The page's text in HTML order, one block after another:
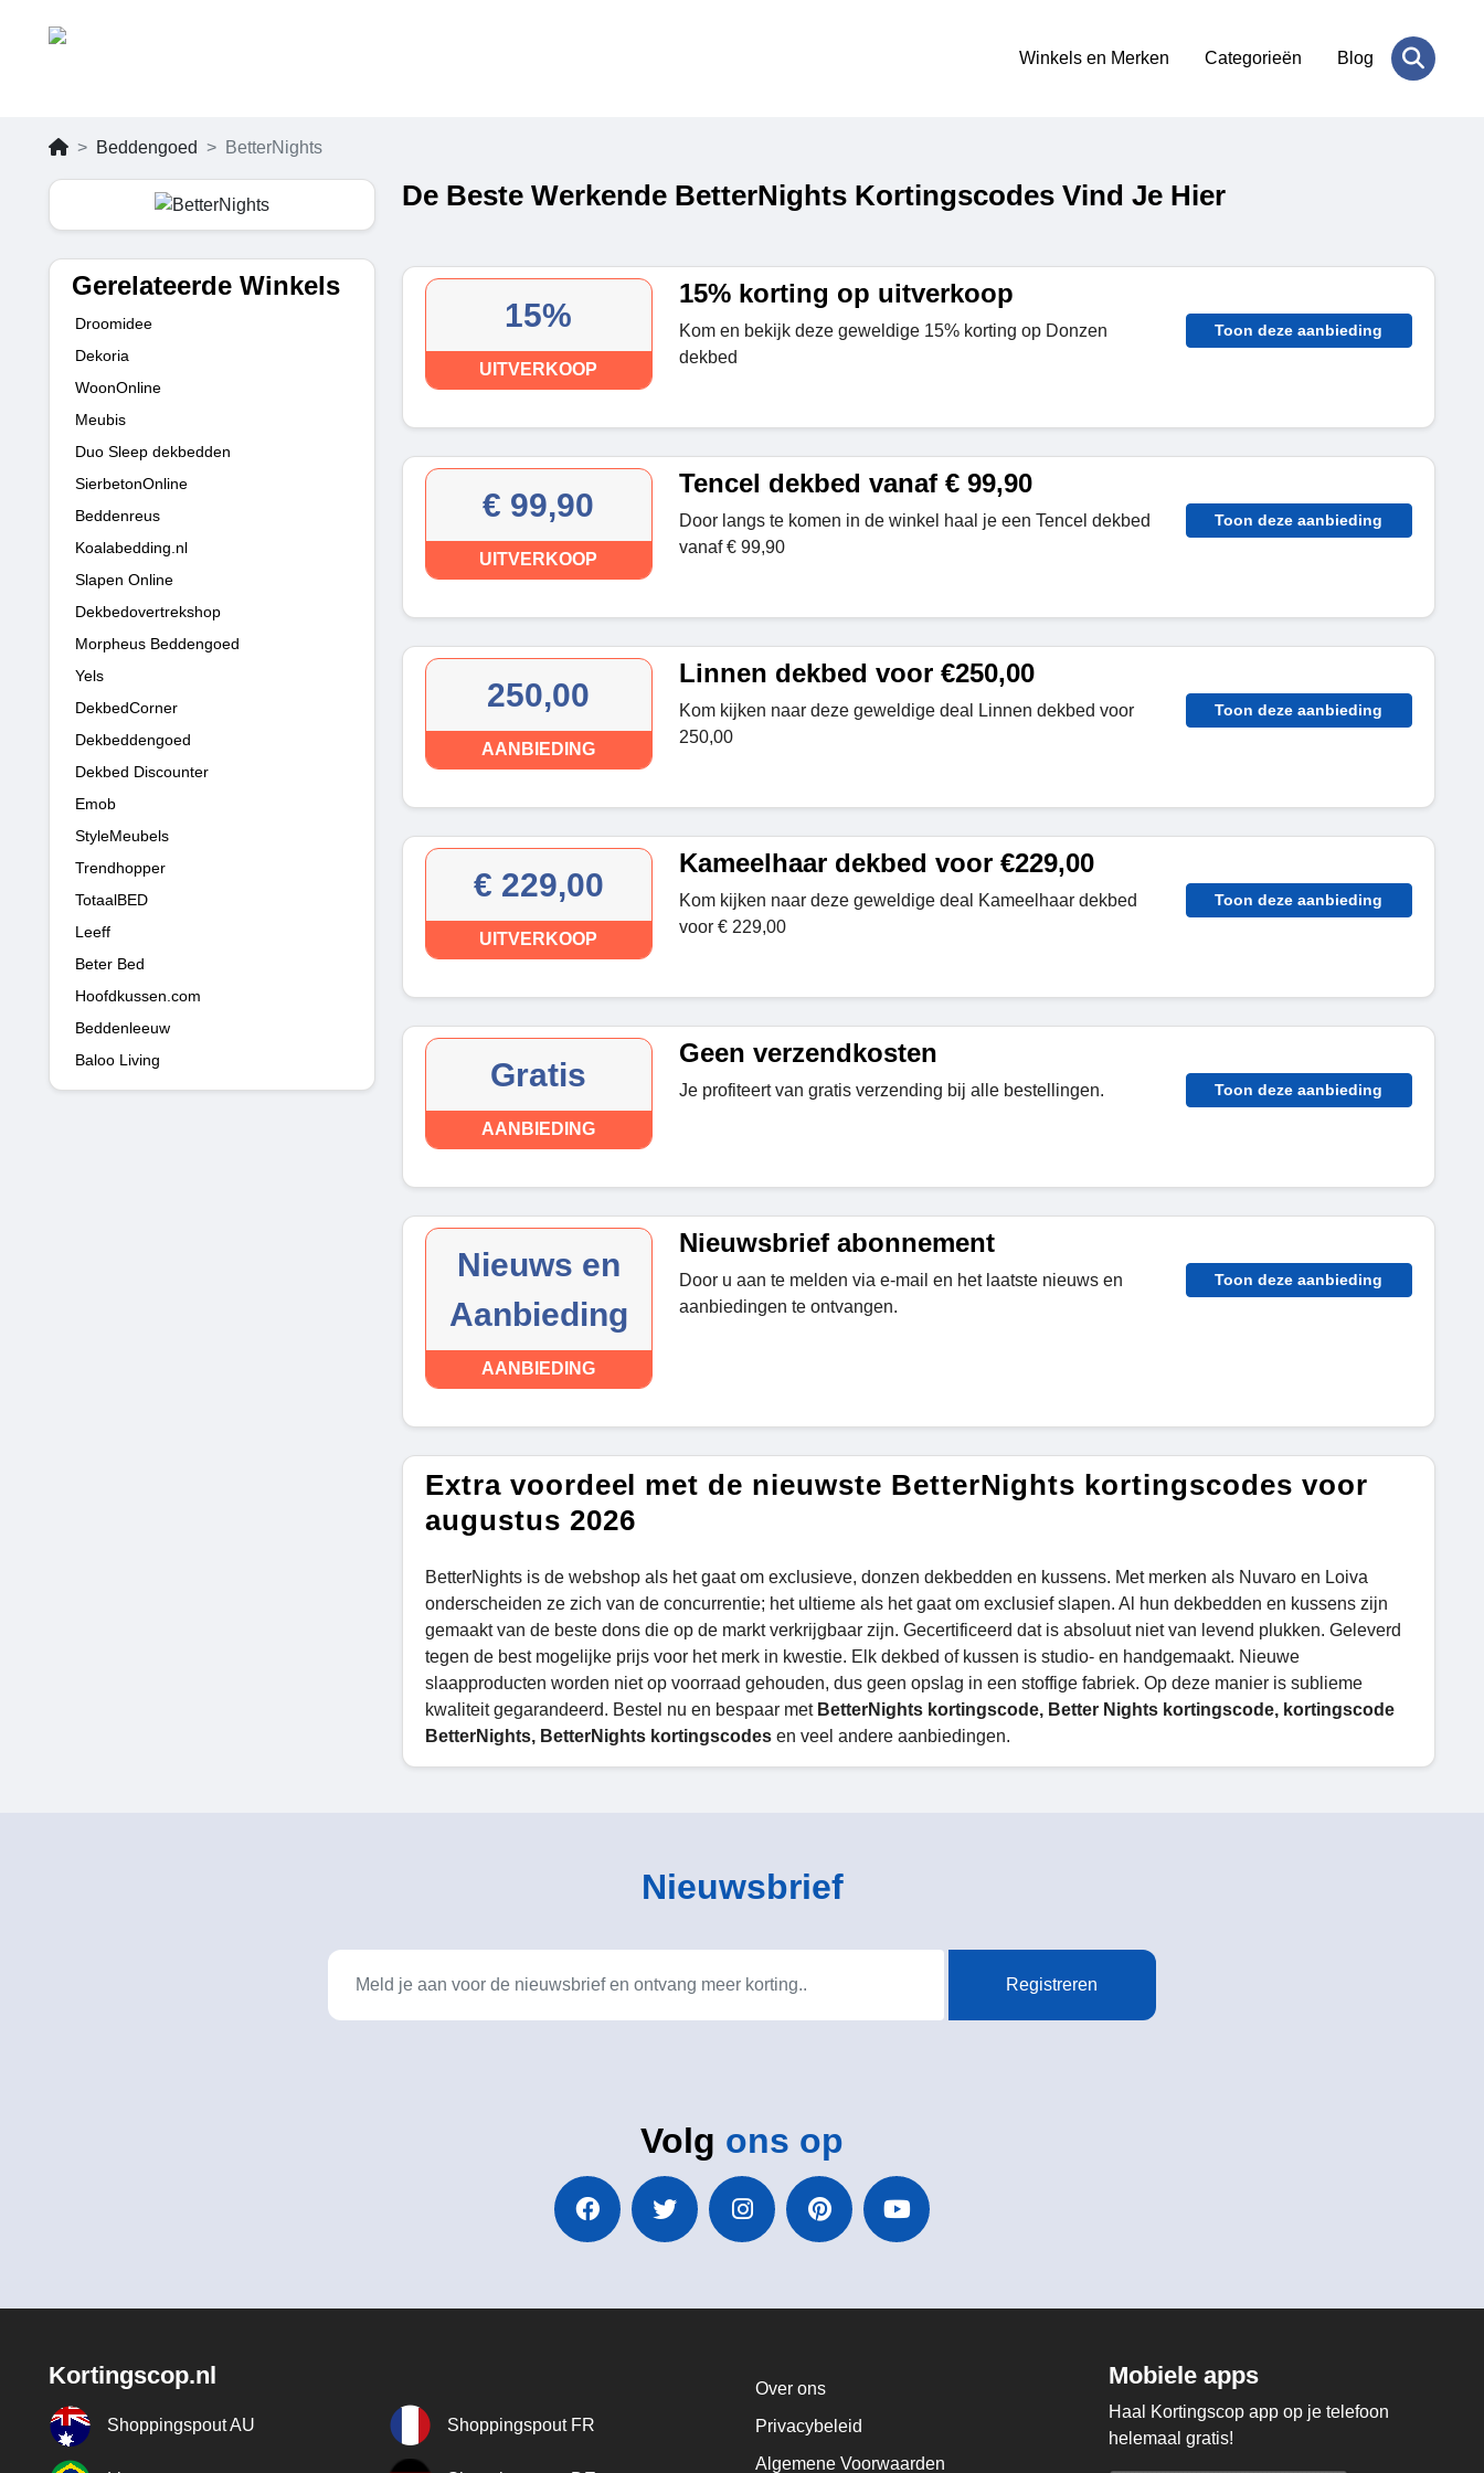
Winkels en Merken Categorieën Blog
Beddengoed BetterNights
Gerelateerde Winkels
Droomidee
Dekoria
WoonOnline
Meubis
Duo Sleep dekbedden
SierbetonOnline
Beddenreus
Koalabedding.nl
Slapen Online
Dekbedovertrekshop
Morpheus Beddengoed
Yels
DekbedCorner
Dekbeddengoed
Dekbed Discounter
Emob
StyleMeubels
Trendhopper
TotaalBED
Leeff
Beter Bed
Hoofdkussen.com
Beddenleeuw
Baloo Living
De Beste Werkende BetterNights Kortingscodes Vind Je Hier
15%
UITVERKOOP
15% korting op uitverkoop
Kom en bekijk deze geweldige 15% korting op Donzen
dekbed
Toon deze aanbieding
€ 99,90
UITVERKOOP
Tencel dekbed vanaf € 99,90
Door langs te komen in de winkel haal je een Tencel dekbed
vanaf € 99,90
Toon deze aanbieding
250,00
AANBIEDING
Linnen dekbed voor €250,00
Kom kijken naar deze geweldige deal Linnen dekbed voor
250,00
Toon deze aanbieding
€ 229,00
UITVERKOOP
Kameelhaar dekbed voor €229,00
Kom kijken naar deze geweldige deal Kameelhaar dekbed
voor € 229,00
Toon deze aanbieding
Gratis
AANBIEDING
Geen verzendkosten
Je profiteert van gratis verzending bij alle bestellingen. Toon deze aanbieding
Nieuws en
Aanbieding
AANBIEDING
Nieuwsbrief abonnement
Door u aan te melden via e-mail en het laatste nieuws en
aanbiedingen te ontvangen.
Toon deze aanbieding
Extra voordeel met de nieuwste BetterNights kortingscodes voor
augustus 2026
BetterNights is de webshop als het gaat om exclusieve, donzen dekbedden en kussens. Met merken als Nuvaro en Loiva
onderscheiden ze zich van de concurrentie; het ultieme als het gaat om exclusief slapen. Al hun dekbedden en kussens zijn
gemaakt van de beste dons die op de markt verkrijgbaar zijn. Gecertificeerd dat is absoluut niet van levend plukken. Geleverd
tegen de best mogelijke prijs voor het merk in kwestie. Elk dekbed of kussen is studio- en handgemaakt. Nieuwe
slaapproducten worden niet op voorraad gehouden, dus geen opslag in een stoffige fabriek. Op deze manier is sublieme
kwaliteit gegarandeerd. Bestel nu en bespaar met BetterNights kortingscode, Better Nights kortingscode, kortingscode
BetterNights, BetterNights kortingscodes en veel andere aanbiedingen.
Nieuwsbrief
Registreren
Volg ons op
Kortingscop.nl
Shoppingspout AU Shoppingspout FR
Over ons
Privacybeleid
Algemene Voorwaarden
Mobiele apps
Haal Kortingscop app op je telefoon
helemaal gratis!